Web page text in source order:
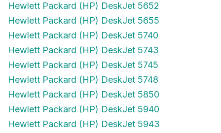
Hewlett Packard (HP) DeskJet 5652
Hewlett Packard (HP) DeskJet 5655
Hewlett Packard (HP) DeskJet 5740
Hewlett Packard (HP) DeskJet 5743
Hewlett Packard (HP) DeskJet 5745
Hewlett Packard (HP) DeskJet 5748
Hewlett Packard (HP) DeskJet 5850
Hewlett Packard (HP) DeskJet 5940
Hewlett Packard (HP) DeskJet 5943